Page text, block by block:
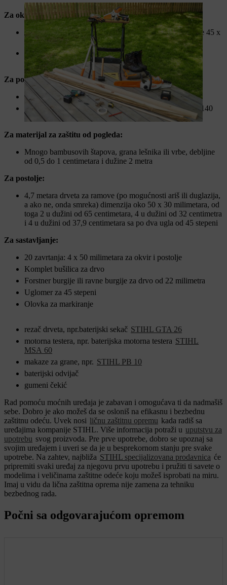
Za okvir:
4 komada pravougaonog drveta ariša / duglazije veličine 45 x
28 milimetara ili slično
na primer, 50 x 30 milimetara, po 2 u dužini od 180
centimetara i 2 u dužini od 140,5 centimetara
Za poprečne nosače:
5 komada okruglog drveta
na primer, drške metle prečnika 2,2 centimetra i dužine 140
centimetara
Za materijal za zaštitu od pogleda:
Mnogo bambusovih štapova, grana lešnika ili vrbe, debljine
od 0,5 do 1 centimetara i dužine 2 metra
Za postolje:
4,7 metara drveta za ramove (po mogućnosti ariš ili duglazija,
a ako ne, onda smreka) dimenzija oko 50 x 30 milimetara, od
toga 2 u dužini od 65 centimetara, 4 u dužini od 32 centimetra
i 4 u dužini od 37,9 centimetara sa po dva ugla od 45 stepeni
Za sastavljanje:
20 zavrtanja: 4 x 50 milimetara za okvir i postolje
Komplet bušilica za drvo
Forstner burgije ili ravne burgije za drvo od 22 milimetra
Uglomer za 45 stepeni
Olovka za markiranje
rezač drveta, npr.baterijski sekač STIHL GTA 26
motorna testera, npr. baterijska motorna testera STIHL
MSA 60
makaze za grane, npr. STIHL PB 10
baterijski odvijač
gumeni čekić
Rad pomoću moćnih uređaja je zabavan i omogućava ti da nadmašiš
sebe. Dobro je ako možeš da se osloniš na efikasnu i bezbednu
zaštitnu odeću. Uvek nosi ličnu zaštitnu opremu kada radiš sa
uređajima kompanije STIHL. Više informacija potraži u uputstvu za
upotrebu svog proizvoda. Pre prve upotrebe, dobro se upoznaj sa
svojim uređajem i uveri se da je u besprekornom stanju pre svake
upotrebe. Na zahtev, najbliža STIHL specijalizovana prodavnica će
pripremiti svaki uređaj za njegovu prvu upotrebu i pružiti ti savete o
modelima i veličinama zaštitne odeće koju možeš isprobati na miru.
Imaj u vidu da lična zaštitna oprema nije zamena za tehniku
bezbednog rada.
Počni sa odgovarajućom opremom